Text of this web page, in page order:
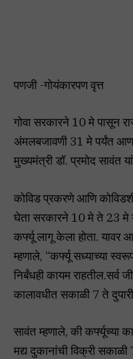
पणजी -गोयंकारपण वृत्त
गोवा सरकारने 10 मे पासून
अंमलबजावणी 31 मे पर्यंत
मुख्यमंत्री डॉ. प्रमोद सावंत
कोविड प्रकरणे आणि कोविडशी
घेता सरकारने 10 मे ते 23 मे
कर्फ्यू लागू केला होता. यावर
म्हणाले, “कर्फ्यू सध्याच्या
निर्बंधही कायम राहतील.सर्व
कालावधीत सकाळी 7 ते
सावंत म्हणाले, की कर्फ्यूच्या
मद्य दुकानांची विक्री